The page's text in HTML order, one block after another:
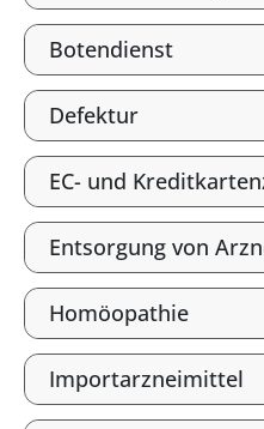
Botendienst
Defektur
EC- und
Entsorgung von
Homöopathie
Importarzneimittel